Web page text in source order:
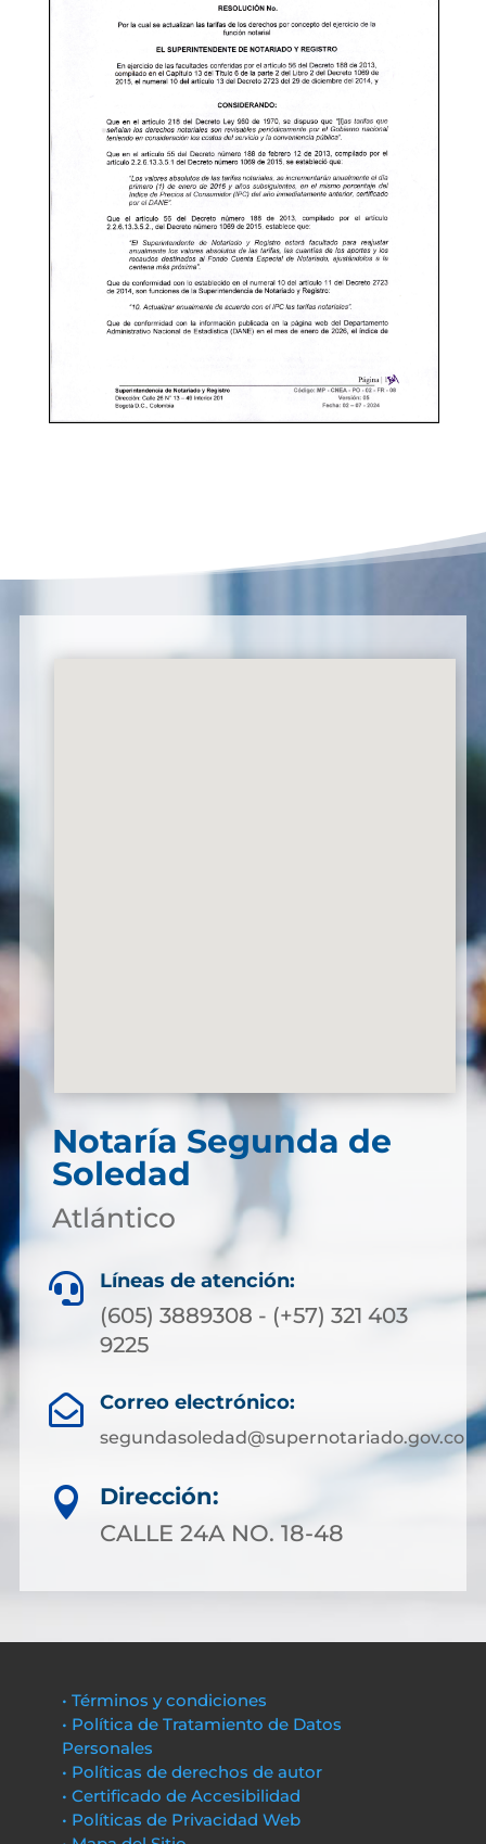
Notaría Segunda de
Soledad
Atlántico
 Líneas de atención:
(605) 3889308 - (+57) 321 403
9225
 Correo electrónico:
segundasoledad@supernotariado.gov.co

Dirección:
CALLE 24A NO. 18-48
• Términos y condiciones
• Política de Tratamiento de Datos
Personales
• Políticas de derechos de autor
• Certificado de Accesibilidad
• Políticas de Privacidad Web